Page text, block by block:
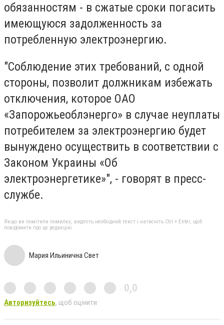
обязанностям - в сжатые сроки погасить
имеющуюся задолженность за
потребленную электроэнергию.
"Соблюдение этих требований, с одной
стороны, позволит должникам избежать
отключения, которое ОАО
«Запорожьеоблэнерго» в случае неуплаты
потребителем за электроэнергию будет
вынуждено осуществить в соответствии с
Законом Украины «Об
электроэнергетике»", - говорят в пресс-
службе.
Якщо ви помітили помилку, виділіть необхідний текст і натисніть Ctrl + Enter, щоб
повідомити про це редакцію
Мария Ильинична Свет
0,0
Авторизуйтесь, щоб оцінити